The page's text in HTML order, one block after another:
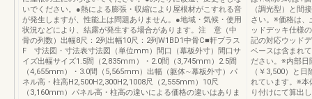
いでください。●熱による膨張・収縮により屋根材がこすれる音
が発生しますが、性能上は問題ありません。●地域・気候・使用
状況などにより、結露が発生する場合があります。注 意（中
骨の列数）出幅8尺：2列出幅10尺：2列W1BD1中骨C■軒プラス
F 寸法図・寸法表寸法図（単位mm）間口（幕板外寸）間口サ
イズ出幅サイズ1.5間（2,835mm）・2.0間（3,745mm）2.5間
（4,655mm）・3.0間（5,565mm）出幅（躯体∼幕板外寸）パ
ネル高・柱高H2,500H2,300H2,1008尺（2,555mm）10尺
（3,160mm）パネル高・柱高の違いによる価格の違いはありま
（調光型）と間
さい。※価格は
ッドデッキ仕様
記の対応ウッド
ベースは含まれ
ださい。※内部日
（￥3,500）と
れています。※本
り付けにて算出